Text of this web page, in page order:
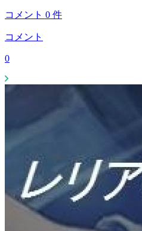
コメント 0 件
コメント
0